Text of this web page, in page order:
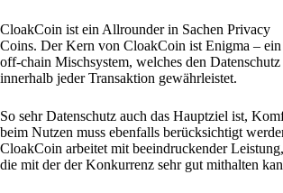
CloakCoin ist ein Allrounder in Sachen Privacy
Coins. Der Kern von CloakCoin ist Enigma – ein
off-chain Mischsystem, welches den Datenschutz
innerhalb jeder Transaktion gewährleistet.
So sehr Datenschutz auch das Hauptziel ist,
beim Nutzen muss ebenfalls berücksichtigt
CloakCoin arbeitet mit beeindruckender Leistung,
die mit der der Konkurrenz sehr gut mithalten